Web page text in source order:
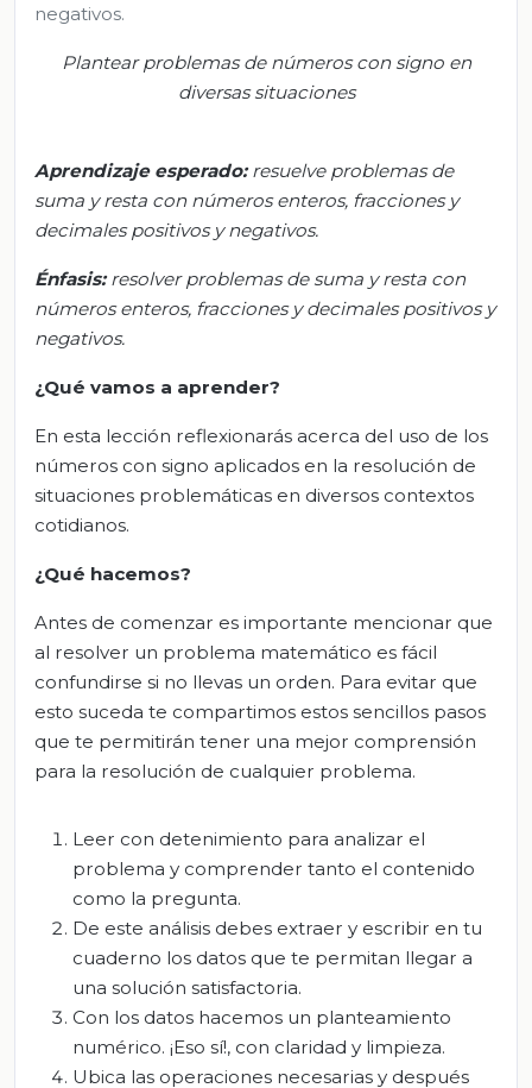
negativos.
Plantear problemas de números con signo en
diversas situaciones
Aprendizaje esperado: resuelve problemas de
suma y resta con números enteros, fracciones y
decimales positivos y negativos.
Énfasis: resolver problemas de suma y resta con
números enteros, fracciones y decimales positivos y
negativos.
¿Qué vamos a aprender?
En esta lección reflexionarás acerca del uso de los
números con signo aplicados en la resolución de
situaciones problemáticas en diversos contextos
cotidianos.
¿Qué hacemos?
Antes de comenzar es importante mencionar que
al resolver un problema matemático es fácil
confundirse si no llevas un orden. Para evitar que
esto suceda te compartimos estos sencillos pasos
que te permitirán tener una mejor comprensión
para la resolución de cualquier problema.
Leer con detenimiento para analizar el
problema y comprender tanto el contenido
como la pregunta.
De este análisis debes extraer y escribir en tu
cuaderno los datos que te permitan llegar a
una solución satisfactoria.
Con los datos hacemos un planteamiento
numérico. ¡Eso sí!, con claridad y limpieza.
Ubica las operaciones necesarias y después